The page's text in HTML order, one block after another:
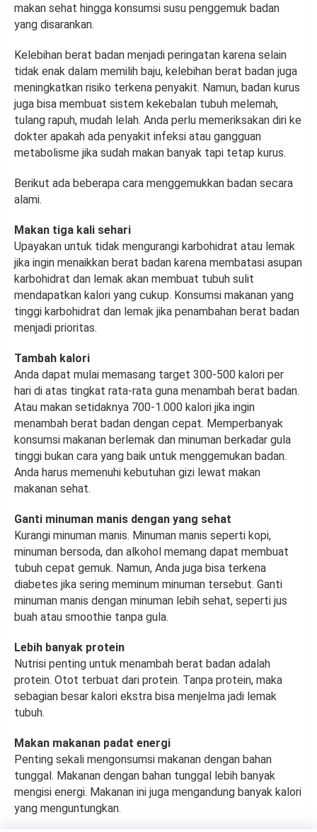
makan sehat hingga konsumsi susu penggemuk badan
yang disarankan.
Kelebihan berat badan menjadi peringatan karena selain
tidak enak dalam memilih baju, kelebihan berat badan juga
meningkatkan risiko terkena penyakit. Namun, badan kurus
juga bisa membuat sistem kekebalan tubuh melemah,
tulang rapuh, mudah lelah. Anda perlu memeriksakan diri ke
dokter apakah ada penyakit infeksi atau gangguan
metabolisme jika sudah makan banyak tapi tetap kurus.
Berikut ada beberapa cara menggemukkan badan secara
alami.
Makan tiga kali sehari
Upayakan untuk tidak mengurangi karbohidrat atau lemak
jika ingin menaikkan berat badan karena membatasi asupan
karbohidrat dan lemak akan membuat tubuh sulit
mendapatkan kalori yang cukup. Konsumsi makanan yang
tinggi karbohidrat dan lemak jika penambahan berat badan
menjadi prioritas.
Tambah kalori
Anda dapat mulai memasang target 300-500 kalori per
hari di atas tingkat rata-rata guna menambah berat badan.
Atau makan setidaknya 700-1.000 kalori jika ingin
menambah berat badan dengan cepat. Memperbanyak
konsumsi makanan berlemak dan minuman berkadar gula
tinggi bukan cara yang baik untuk menggemukan badan.
Anda harus memenuhi kebutuhan gizi lewat makan
makanan sehat.
Ganti minuman manis dengan yang sehat
Kurangi minuman manis. Minuman manis seperti kopi,
minuman bersoda, dan alkohol memang dapat membuat
tubuh cepat gemuk. Namun, Anda juga bisa terkena
diabetes jika sering meminum minuman tersebut. Ganti
minuman manis dengan minuman lebih sehat, seperti jus
buah atau smoothie tanpa gula.
Lebih banyak protein
Nutrisi penting untuk menambah berat badan adalah
protein. Otot terbuat dari protein. Tanpa protein, maka
sebagian besar kalori ekstra bisa menjelma jadi lemak
tubuh.
Makan makanan padat energi
Penting sekali mengonsumsi makanan dengan bahan
tunggal. Makanan dengan bahan tunggal lebih banyak
mengisi energi. Makanan ini juga mengandung banyak kalori
yang menguntungkan.